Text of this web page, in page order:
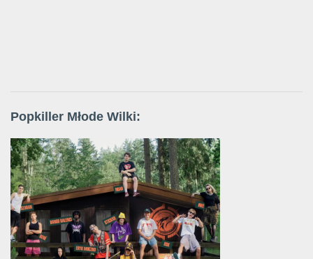
Popkiller Młode Wilki: